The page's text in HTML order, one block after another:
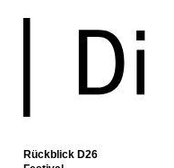
Rückblick D26